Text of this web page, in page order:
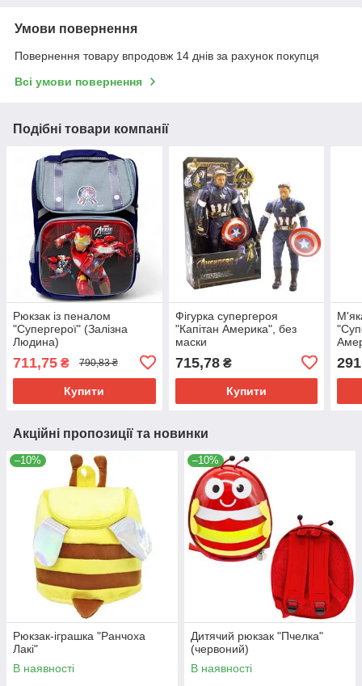
Умови повернення
Повернення товару впродовж 14 днів за рахунок покупця
Всі умови повернення
Подібні товари компанії
Рюкзак із пеналом
"Супергерої" (Залізна
Людина)
711,75 ₴ 790,83 ₴
Купити
Фігурка супергероя
"Капітан Америка", без
маски
715,78₴
Купити
Акційні пропозиції та новинки
–10%
Рюкзак-іграшка "Ранчоха
Лакі"
В наявності
–10%
Дитячий рюкзак "Пчелка"
(червоний)
В наявності